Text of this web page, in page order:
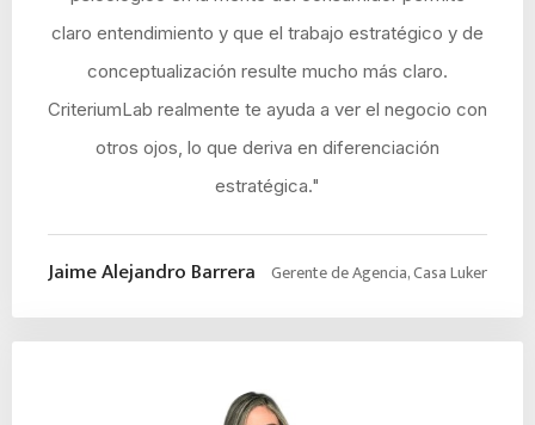
claro entendimiento y que el trabajo estratégico y de
conceptualización resulte mucho más claro.
CriteriumLab realmente te ayuda a ver el negocio con
otros ojos, lo que deriva en diferenciación
estratégica."
Jaime Alejandro Barrera Gerente de Agencia, Casa Luker